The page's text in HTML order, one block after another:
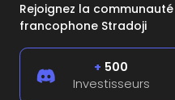
Rejoignez la communauté
francophone Stradoji
+ 500
Investisseurs